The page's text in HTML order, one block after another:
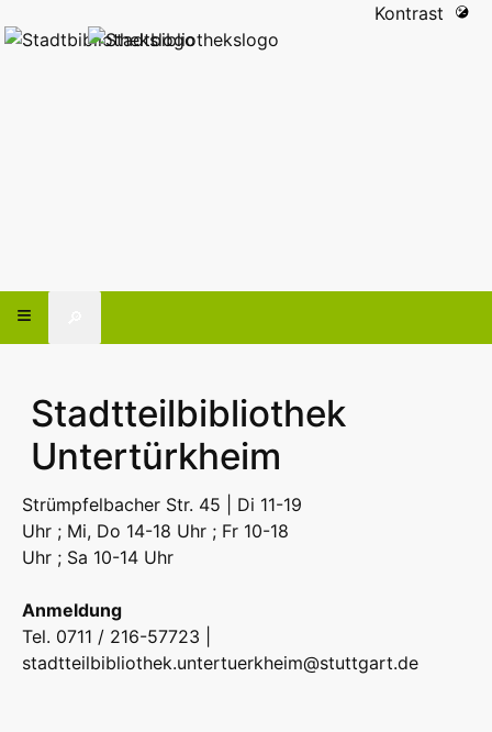
Kontrast
Stadtteilbibliothek
Untertürkheim
Strümpfelbacher Str. 45 | Di 11-19
Uhr ; Mi, Do 14-18 Uhr ; Fr 10-18
Uhr ; Sa 10-14 Uhr
Anmeldung
Tel. 0711 / 216-57723 |
stadtteilbibliothek.untertuerkheim@stuttgart.de